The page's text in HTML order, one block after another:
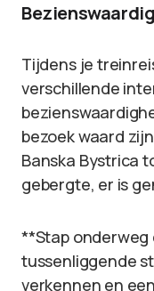
Tijdens je
verschillende
bezoek waard
Banska Bystrica
gebergte, er is
**Stap onderweg
tussenliggende
verkennen en